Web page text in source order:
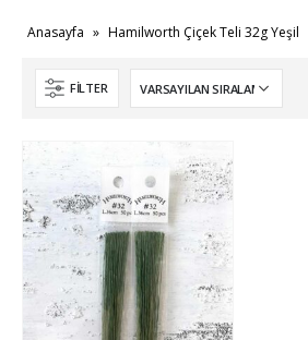
Anasayfa » Hamilworth Çiçek Teli 32g Yeşil
FILTER